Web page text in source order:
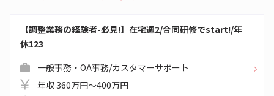
【調整業務の経験者-必見!】在宅週2/合同研修でstart!/年
休123
一般事務・OA事務/カスタマーサポート
年収 360万円～400万円